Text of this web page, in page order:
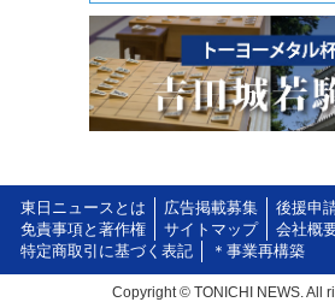
東日ニュースとは 広告掲載募集 後援申
免責事項と著作権
サイトマップ 会社概
特定商取引に基づく表記
＊事業再構築
Copyright © TONICHI NEWS. All